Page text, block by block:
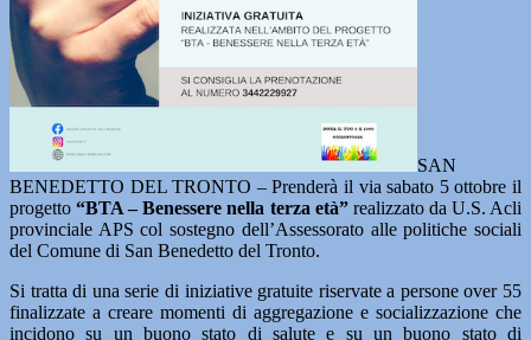
SAN
BENEDETTO DEL TRONTO – Prenderà il via sabato 5 ottobre il
progetto “BTA – Benessere nella terza età”realizzato da U.S. Acli
provinciale APS col sostegno dell’Assessorato alle politiche sociali
del Comune di San Benedetto del Tronto.
Si tratta di una serie di iniziative gratuite riservate a persone over 55
finalizzate a creare momenti di aggregazione e socializzazione che
incidono su un buono stato di salute e su un buono stato di